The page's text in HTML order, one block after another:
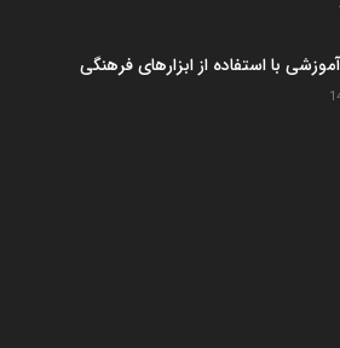
با استفاده از ابزارهای فرهنگی